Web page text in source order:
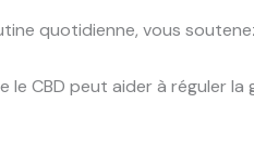
quotidienne, vous
le CBD peut aider à réguler